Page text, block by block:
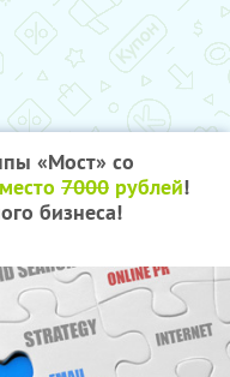
«Мост» со
7000 рублей!
бизнеса!